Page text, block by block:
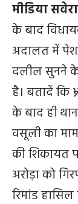
मीडिया
के बाद
अदालत में पेश
दलील सुनने के
है। बतादें कि
के बाद ही
वसूली का
की शिकायत
अरोड़ा को
रिमांड